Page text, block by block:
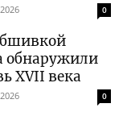
0
обнаружили
XVII века
0